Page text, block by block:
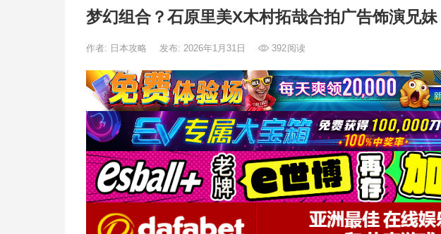
梦幻组合？石原里美X木村拓哉合拍广告饰演兄妹
作者: 日本攻略 发布: 2026年1月31日 392阅读